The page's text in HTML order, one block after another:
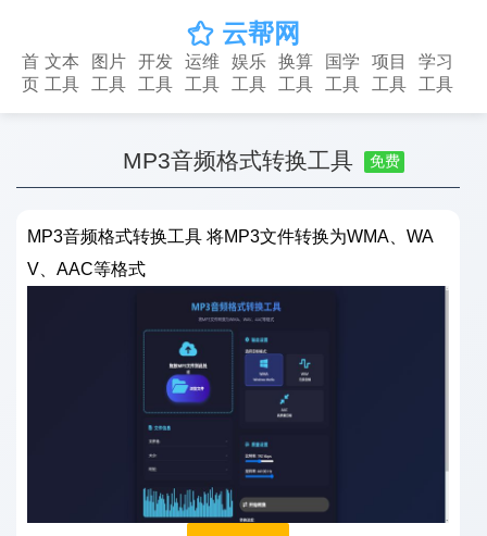
 云帮网
首
页
文本
工具
图片
工具
开发
工具
运维
工具
娱乐
工具
换算
工具
国学
工具
项目
工具
学习
工具
MP3音频格式转换工具 免费
MP3音频格式转换工具 将MP3文件转换为WMA、WA
V、AAC等格式